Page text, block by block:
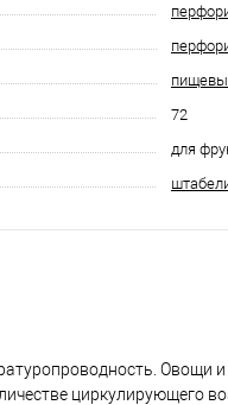
72
для
Овощи
циркулирующего